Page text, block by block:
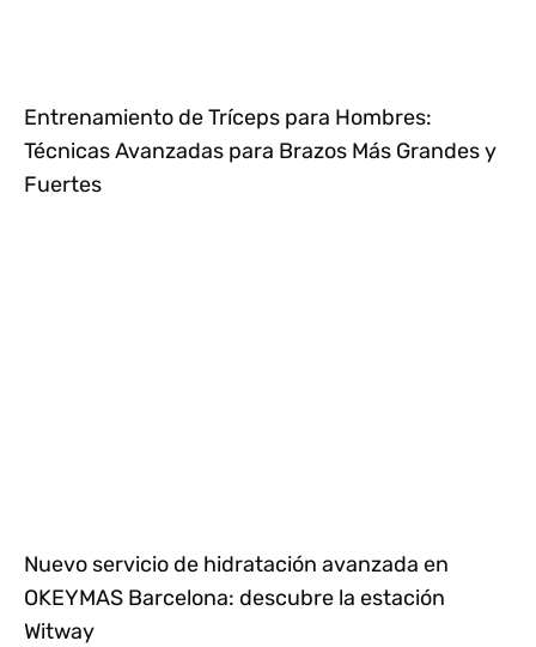
Entrenamiento de Tríceps para Hombres:
Técnicas Avanzadas para Brazos Más Grandes y
Fuertes
Nuevo servicio de hidratación avanzada en
OKEYMAS Barcelona: descubre la estación
Witway